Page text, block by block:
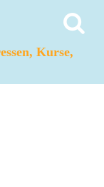
Kurse,